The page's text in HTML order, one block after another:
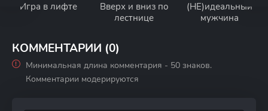
Игра в лифте
Вверх и вниз по
лестнице
(НЕ)идеальный
мужчина
КОММЕНТАРИИ (0)
Минимальная длина комментария - 50 знаков.
Комментарии модерируются